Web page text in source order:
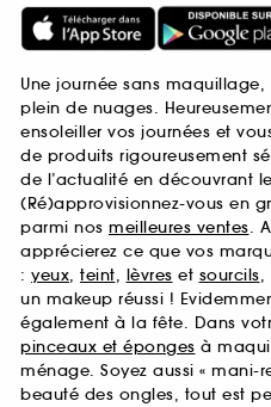
Une journée sans
plein de nuages.
ensoleiller vos journées et
de produits rigoureusement
de l’actualité en découvrant
(Ré)approvisionnez-vous en
parmi nos meilleures ventes.
apprécierez ce que vos
: yeux, teint, lèvres et sourcils,
un makeup réussi !
également à la fête. Dans
pinceaux et éponges à
ménage. Soyez aussi « mani-
beauté des ongles, tout est